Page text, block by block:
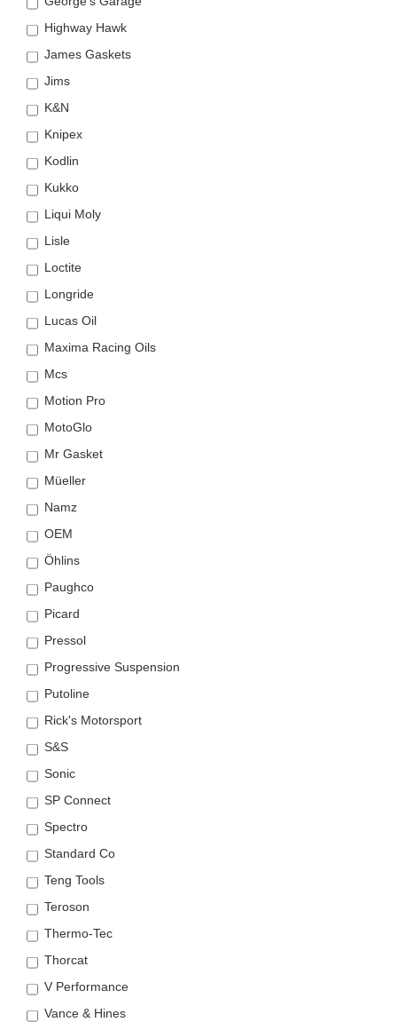
Highway Hawk
James Gaskets
Jims
K&N
Knipex
Kodlin
Kukko
Liqui Moly
Lisle
Loctite
Longride
Lucas Oil
Maxima Racing Oils
Mcs
Motion Pro
MotoGlo
Mr Gasket
Müeller
Namz
OEM
Öhlins
Paughco
Picard
Pressol
Progressive Suspension
Putoline
Rick's Motorsport
S&S
Sonic
SP Connect
Spectro
Standard Co
Teng Tools
Teroson
Thermo-Tec
Thorcat
V Performance
Vance & Hines